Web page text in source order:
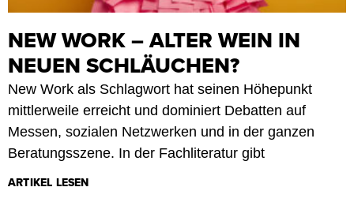
NEW WORK – ALTER WEIN IN
NEUEN SCHLÄUCHEN?
New Work als Schlagwort hat seinen Höhepunkt
mittlerweile erreicht und dominiert Debatten auf
Messen, sozialen Netzwerken und in der ganzen
Beratungsszene. In der Fachliteratur gibt
ARTIKEL LESEN